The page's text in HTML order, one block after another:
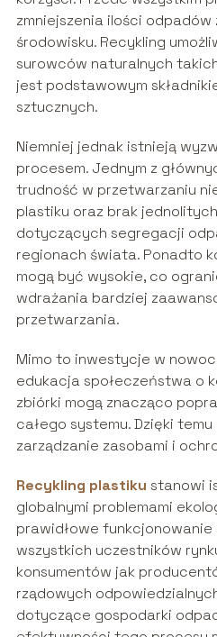
zmniejszenia ilości
środowisku. Recykling
surowców naturalnych
jest podstawowym
sztucznych.
Niemniej jednak istnieją
procesem. Jednym z
trudność w przetwarzaniu
plastiku oraz brak
dotyczących segregacji
regionach świata. Ponadto
mogą być wysokie, co
wdrażania bardziej
przetwarzania.
Mimo to inwestycje w
edukacja społeczeństwa o
zbiórki mogą znacząco
całego systemu. Dzięki
zarządzanie zasobami i
Recykling plastiku stanowi
globalnymi problemami
prawidłowe
wszystkich uczestników
konsumentów jak
rządowych
dotyczące gospodarki